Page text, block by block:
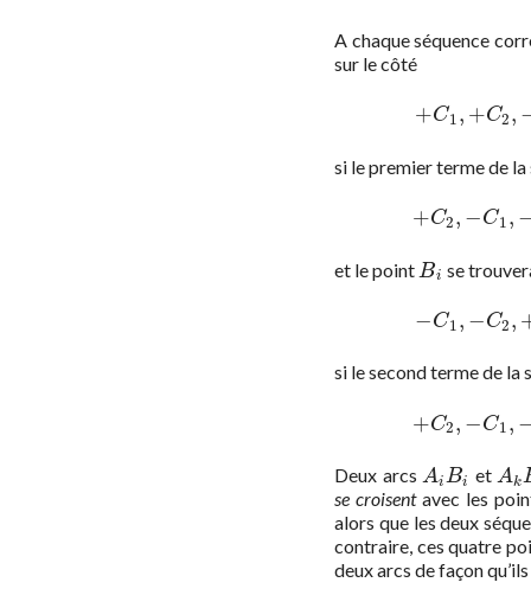
A chaque séquence
sur le côté
+C1, +C2,
+C1,+
si le premier terme de
+C2, −C1,
+C2, − C
et le pointBi
Bi se
−C1, −C2,
−C1,− C
si le second terme de la
+C2, −C1,
+C2, − C
Deux arcs AiBi
AiBi et Ak
Ak
se croisentavec les
alors que les deux
contraire, ces quatre
deux arcs de façon